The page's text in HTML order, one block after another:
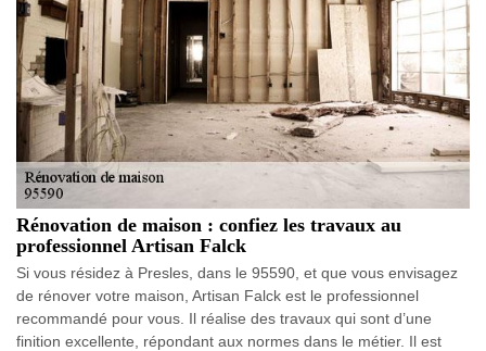
Rénovation de maison : confiez les travaux au
professionnel Artisan Falck
Si vous résidez à Presles, dans le 95590, et que vous envisagez
de rénover votre maison, Artisan Falck est le professionnel
recommandé pour vous. Il réalise des travaux qui sont d’une
finition excellente, répondant aux normes dans le métier. Il est